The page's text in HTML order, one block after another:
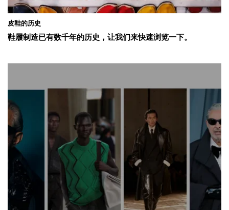
皮鞋的历史
鞋履制造已有数千年的历史，让我们来快速浏览一下。